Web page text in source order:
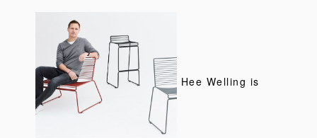
Hee Welling is